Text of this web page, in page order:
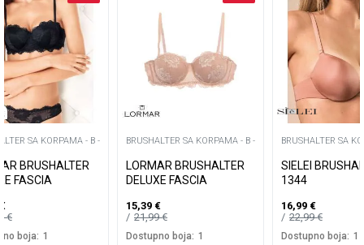
SA KORPAMA - B -
BRUSHALTER
FASCIA
€
€
boja: 1
BRUSHALTER SA KORPAMA - B -
LORMAR BRUSHALTER
DELUXE FASCIA
15,39 €
21,99€
Dostupno boja: 1
BRUSHALTER SA
SIELEI
1344
16,99 €
22,99€
Dostupno boja: 1